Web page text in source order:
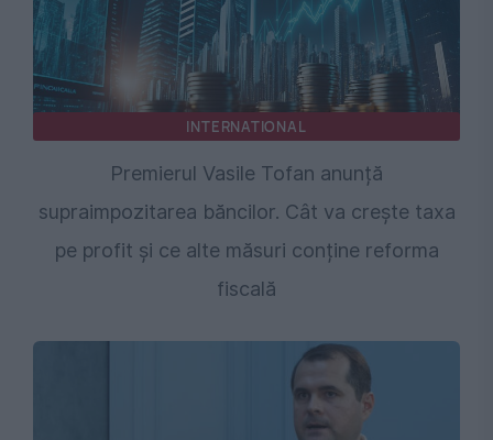
INTERNATIONAL
Premierul Vasile Tofan anunță
supraimpozitarea băncilor. Cât va crește taxa
pe profit și ce alte măsuri conține reforma
fiscală